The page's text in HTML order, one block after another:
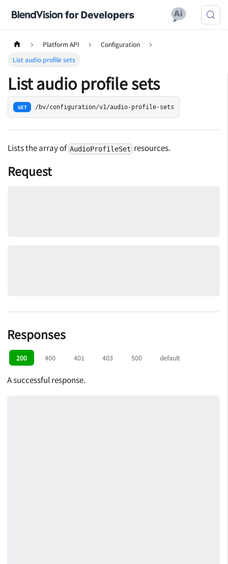
Platform API
Configuration
List audio profile sets
List audio profile sets
GET /bv/configuration/v1/audio-profile-sets
Lists the array ofAudioProfileSet resources.
Request
Responses
200 400 401 403 500 default
A successful response.